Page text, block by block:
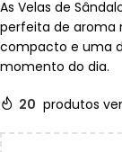
As Velas de
perfeita de aroma
compacto e uma
momento do dia.
20 produtos